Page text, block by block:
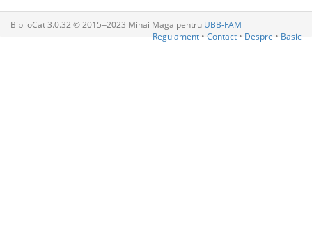
BiblioCat 3.0.32 © 2015‒2023 Mihai Maga pentru UBB-FAM
Regulament • Contact • Despre • Basic